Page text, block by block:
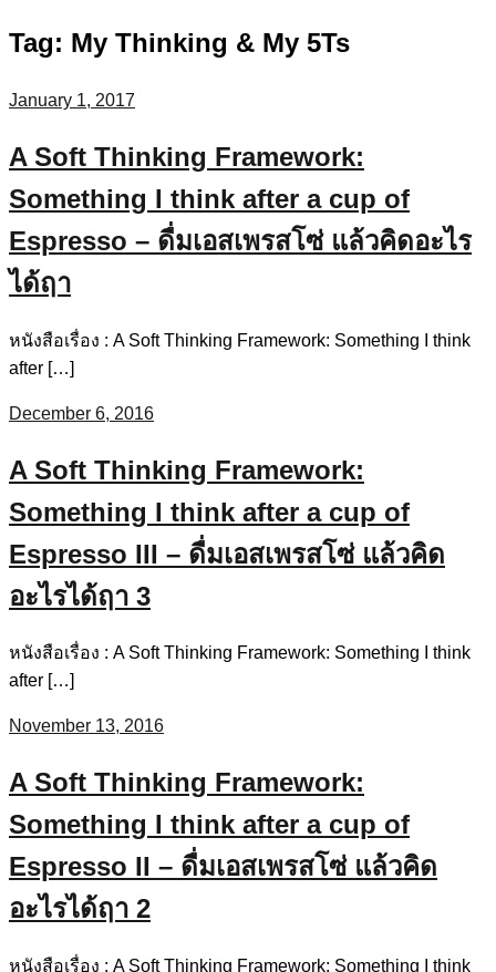
Tag: My Thinking & My 5Ts
January 1, 2017
A Soft Thinking Framework:
Something I think after a cup of
Espresso – ดื่มเอสเพรสโซ่ แล้วคิดอะไร
ได้ฤา
หนังสือเรื่อง : A Soft Thinking Framework: Something I think
after […]
December 6, 2016
A Soft Thinking Framework:
Something I think after a cup of
Espresso III – ดื่มเอสเพรสโซ่ แล้วคิด
อะไรได้ฤา 3
หนังสือเรื่อง : A Soft Thinking Framework: Something I think
after […]
November 13, 2016
A Soft Thinking Framework:
Something I think after a cup of
Espresso II – ดื่มเอสเพรสโซ่ แล้วคิด
อะไรได้ฤา 2
หนังสือเรื่อง : A Soft Thinking Framework: Something I think